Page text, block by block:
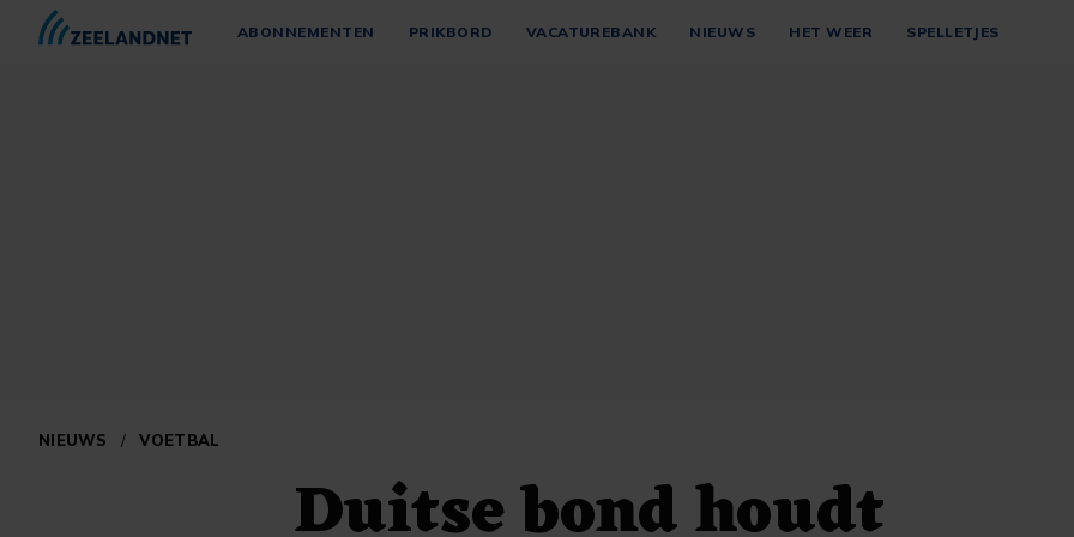
ABONNEMENTEN PRIKBORD VACATUREBANK NIEUWS HET WEER SPELLETJES
NIEUWS / VOETBAL